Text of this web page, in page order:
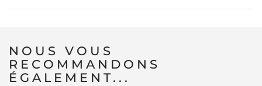
NOUS VOUS
RECOMMANDONS
ÉGALEMENT...